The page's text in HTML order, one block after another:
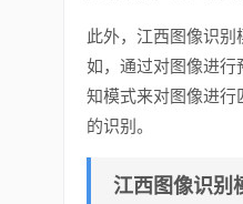
此外，江西图像识
如，通过对图像进行
知模式来对图像进行
的识别。
江西图像识别